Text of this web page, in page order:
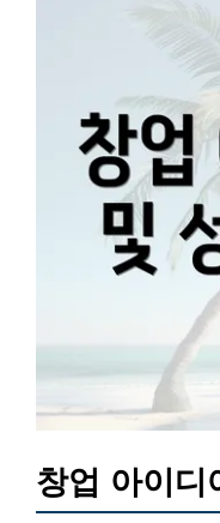
창업 아이디